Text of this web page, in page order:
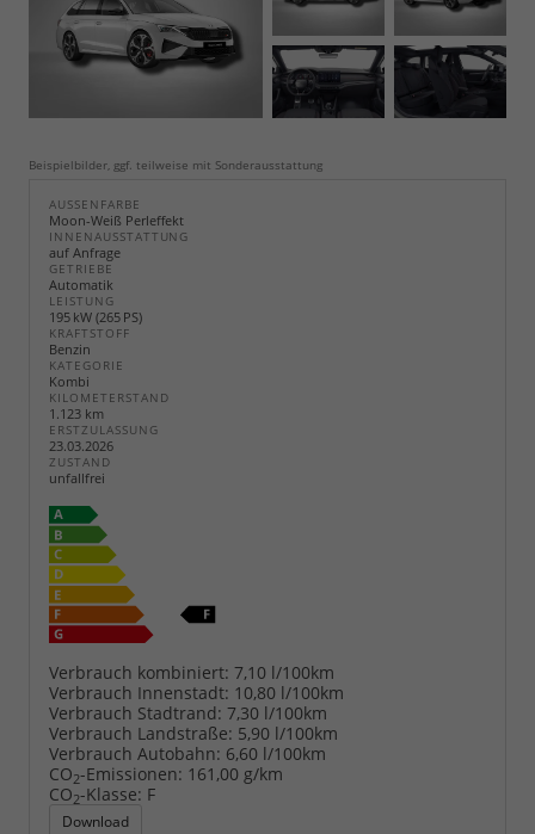
Beispielbilder, ggf. teilweise mit Sonderausstattung
AUSSENFARBE
Moon-Weiß Perleffekt
INNENAUSSTATTUNG
auf Anfrage
GETRIEBE
Automatik
LEISTUNG
195 kW (265 PS)
KRAFTSTOFF
Benzin
KATEGORIE
Kombi
KILOMETERSTAND
1.123 km
ERSTZULASSUNG
23.03.2026
ZUSTAND
unfallfrei
Verbrauch kombiniert: 7,10 l/100km
Verbrauch Innenstadt: 10,80 l/100km
Verbrauch Stadtrand: 7,30 l/100km
Verbrauch Landstraße: 5,90 l/100km
Verbrauch Autobahn: 6,60 l/100km
CO2-Emissionen: 161,00 g/km
CO2-Klasse: F
Download